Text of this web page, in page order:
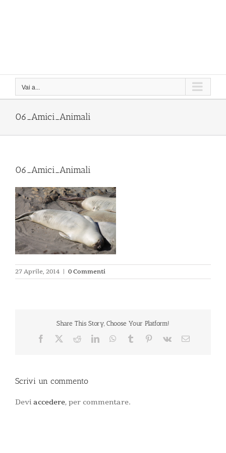
Vai a...
06_Amici_Animali
06_Amici_Animali
27 Aprile, 2014 | 0 Commenti
Share This Story, Choose Your Platform!
Facebook RedditLinkedInWhatsApp
Tumblr Pinterest
Vk Email
Scrivi un commento
Devi accedere, per commentare.